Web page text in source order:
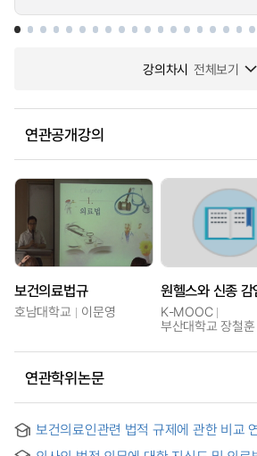
강의차시 전체보기
연관공개강의
보건의료법규
호남대학교 이문영
원헬스와 신종 감
K-MOOC
부산대학교 장철훈
연관학위논문
보건의료인관련 법적 규제에 관한 비교